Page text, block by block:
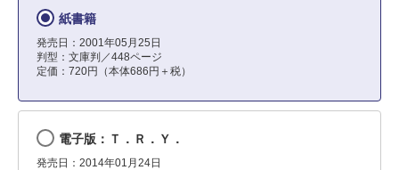
紙書籍
発売日：2001年05月25日
判型：文庫判／448ページ
定価：720円（本体686円＋税）
電子版：Ｔ．Ｒ．Ｙ．
発売日：2014年01月24日